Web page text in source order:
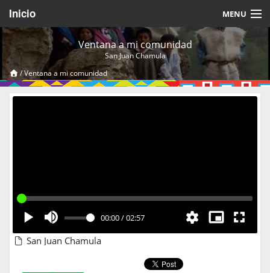
Inicio MENU
Acerca de
Videos Temáticos
Cerrar Sesión
Ventana a mi comunidad
San Juan Chamula
/Ventana a mi comunidad
00:00/02:57
San Juan Chamula